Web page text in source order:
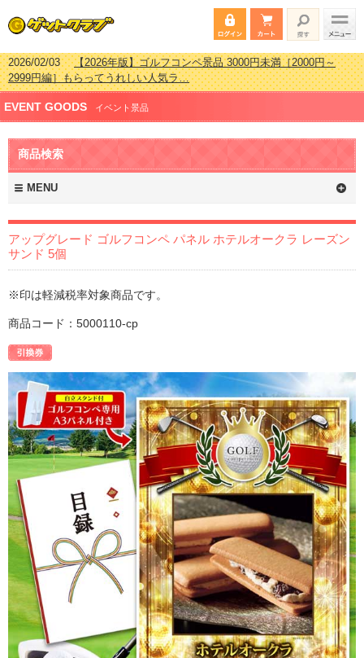
2026/02/03【2026年版】ゴルフコンペ景品 3000円未満［2000円～
2999円編］もらってうれしい人気ラ…
2026/07/15【2026年版】ビンゴゲーム景品おすすめ金額別人気ランキ
ング 更新しました！
2026/04/03【2026年版】ゴルフコンペ景品 3000円未満［2000円～
2026/02/16
新しました！
EVENT GOODS イベント景品
商品検索
MENU
アップグレード ゴルフコンペ パネル ホテルオークラ レーズン
サンド 5個
※印は軽減税率対象商品です。
商品コード：5000110-cp